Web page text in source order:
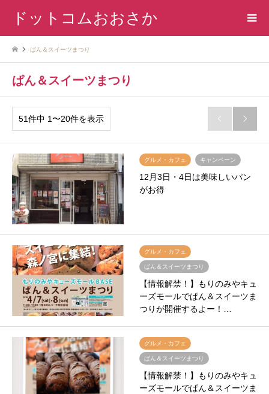
ドットコムおおさか
ぱん＆スイーツまつり
ぱん＆スイーツまつり
51件中 1〜20件を表示  
グルメ・カフェ キャンペーン
12月3日・4日は美味しいパン
がお得
グルメ・カフェ
ぱん＆スイーツまつり
【情報解禁！】もりのみやキュ
ーズモールでぱん＆スイーツま
つりが開催するよー！…
グルメ・カフェ
ぱん＆スイーツまつり
【情報解禁！】もりのみやキュ
ーズモールでぱん＆スイーツま